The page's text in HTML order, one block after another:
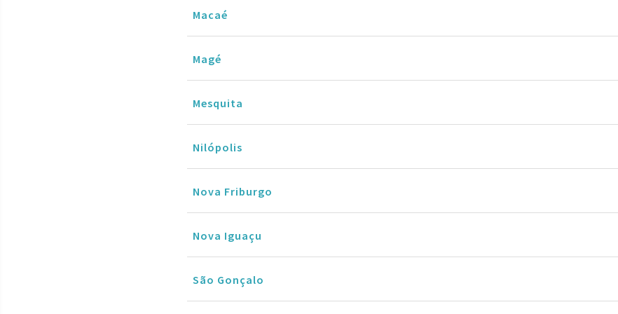
Macaé
Magé
Mesquita
Nilópolis
Nova Friburgo
Nova Iguaçu
São Gonçalo